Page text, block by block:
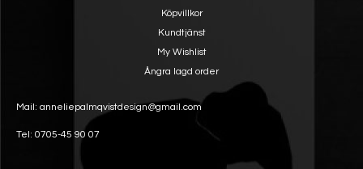
Köpvillkor
Kundtjänst
My Wishlist
Ångra lagd order
Mail: anneliepalmqvistdesign@gmail.com
Tel: 0705-45 90 07